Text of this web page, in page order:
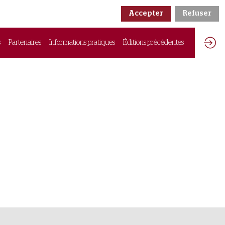
Partenaires Informations pratiques Éditions précédentes
Accepter Refuser